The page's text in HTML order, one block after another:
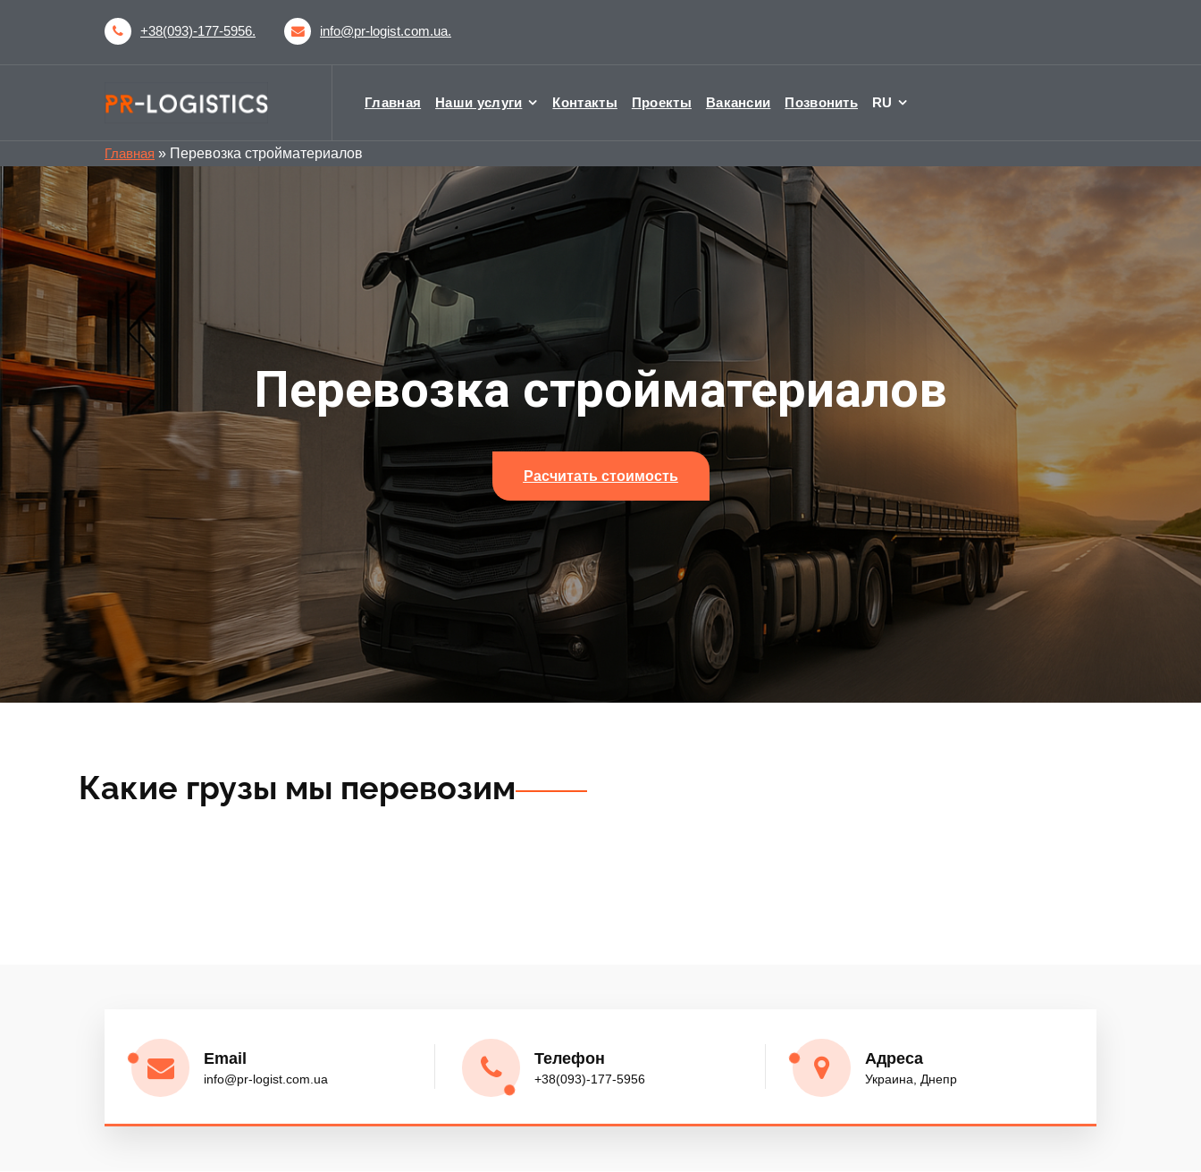
+38(093)-177-5956. info@pr-logist.com.ua.
PR-logist
Главная Наши услуги Контакты Проекты Вакансии Позвонить RU
Главная » Перевозка стройматериалов
Перевозка стройматериалов
Расчитать стоимость
Какие грузы мы перевозим
Email
info@pr-logist.com.ua
Телефон
+38(093)-177-5956
Адреса
Украина, Днепр